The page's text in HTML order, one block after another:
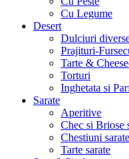
Cu Legume
Desert
Dulciuri
Prajituri-
Tarte &
Torturi
Inghetata si
Sarate
Aperitive
Chec si Briose
Chestiuni sarate
Tarte sarate